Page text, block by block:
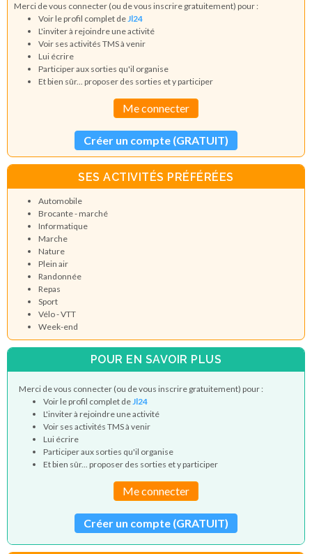
Merci de vous connecter (ou de vous inscrire gratuitement) pour :
Voir le profil complet deJl24
L'inviter à rejoindre une activité
Voir ses activités TMS à venir
Lui écrire
Participer aux sorties qu'il organise
Et bien sûr... proposer des sorties et y participer
Me connecter
Créer un compte (GRATUIT)
SES ACTIVITÉS PRÉFÉRÉES
Automobile
Brocante - marché
Informatique
Marche
Nature
Plein air
Randonnée
Repas
Sport
Vélo - VTT
Week-end
POUR EN SAVOIR PLUS
Merci de vous connecter (ou de vous inscrire gratuitement) pour :
Voir le profil complet de Jl24
L'inviter à rejoindre une activité
Voir ses activités TMS à venir
Lui écrire
Participer aux sorties qu'il organise
Et bien sûr... proposer des sorties et y participer
Me connecter
Créer un compte (GRATUIT)